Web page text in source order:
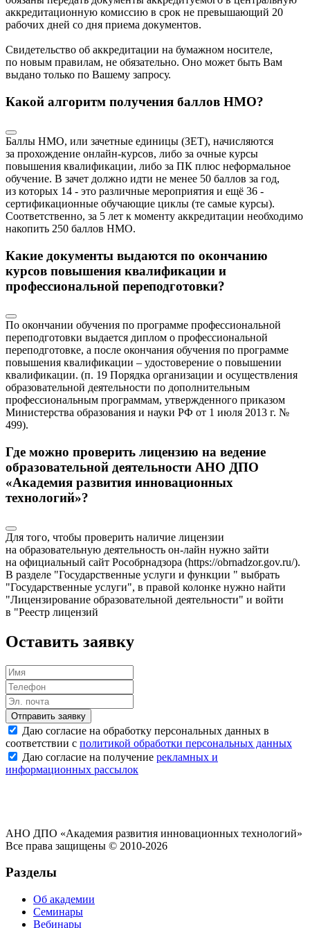
аккредитационную комиссию в срок не превышающий 20
рабочих дней со дня приема документов.
Свидетельство об аккредитации на бумажном носителе,
по новым правилам, не обязательно. Оно может быть Вам
выдано только по Вашему запросу.
Какой алгоритм получения баллов НМО?
Баллы НМО, или зачетные единицы (ЗЕТ), начисляются
за прохождение онлайн-курсов, либо за очные курсы
повышения квалификации, либо за ПК плюс неформальное
обучение. В зачет должно идти не менее 50 баллов за год,
из которых 14 - это различные мероприятия и ещё 36 -
сертификационные обучающие циклы (те самые курсы).
Соответственно, за 5 лет к моменту аккредитации необходимо
накопить 250 баллов НМО.
Какие документы выдаются по окончанию
курсов повышения квалификации и
профессиональной переподготовки?
По окончании обучения по программе профессиональной
переподготовки выдается диплом о профессиональной
переподготовке, а после окончания обучения по программе
повышения квалификации – удостоверение о повышении
квалификации. (п. 19 Порядка организации и осуществления
образовательной деятельности по дополнительным
профессиональным программам, утвержденного приказом
Министерства образования и науки РФ от 1 июля 2013 г. №
499).
Где можно проверить лицензию на ведение
образовательной деятельности АНО ДПО
«Академия развития инновационных
технологий»?
Для того, чтобы проверить наличие лицензии
на образовательную деятельность он-лайн нужно зайти
на официальный сайт Рособрнадзора (https://obrnadzor.gov.ru/).
В разделе "Государственные услуги и функции " выбрать
"Государственные услуги", в правой колонке нужно найти
"Лицензирование образовательной деятельности" и войти
в "Реестр лицензий
Оставить заявку
Отправить заявку
Даю согласие на обработку персональных данных в
соответствии с политикой обработки персональных данных
Даю согласие на получение рекламных и
информационных рассылок
АНО ДПО «Академия развития инновационных технологий»
Все права защищены © 2010-2026
Разделы
Об академии
Семинары
Вебинары